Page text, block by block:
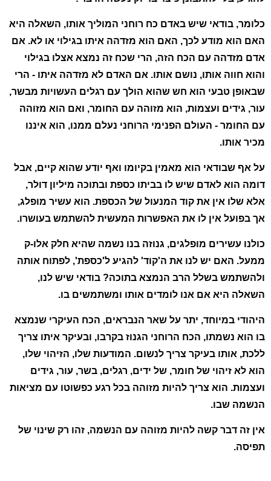
כלומר, בודאי שיש באדם כח רוחני המוליך אותו, השאלה היא
האם הוא מודע לכך, האם הוא מזדהה איתו בגילוי או לא. אם
אדם מזדהה עם הכח הזה, הרי שכח זה נמצא אצלו בגילוי
והוא חווה אותו, נושם אותו. אם האדם לא מזדהה איתו - הרי
שבאופן טבעי הוא חש שהוא הולך עם רגלים העשויות מבשר,
עור, גידים ועצמות, הוא מזוהה עם החומר, ואם הוא מזוהה
עם החומר - העולם הפנימי הרוחני נעלם ממנו, הוא איננו
מכיר אותו.
על אף שבודאי הוא מאמין בקיומו ואף יודע שהוא קיים, אבל
דומה הוא לאדם שיש לו בביתו כספת ובתוכה מיליון דולר,
אלא שלו אין את קוד המנעול של הכספת. הוא עשיר מופלג,
אך בפועל אין לו את האפשרות המעשית להשתמש בעושרו.
כולנו עשירים מופלגים, גנוזה בנו נשמה שהיא חלק אלו-ק
ממעל. האם יש לנו את ה'קוד' להגיע ל'כספת', לפתוח אותה
ולהשתמש בשלל הרב הנמצא בתוכה? בודאי שיש לנו,
השאלה היא אם אנו לומדים אותו ומשתמשים בו.
היהודי במיוחד, יתר על שאר הנבראים, הכח העיקרי שנמצא
בו הוא נשמתו, הכח הרוחני הגנוז בקרבו, ובעיקר איתו צריך
ללכת, אותו בעיקר צריך לנשום. המודעות שלו, הזיהוי שלו,
הוא לא זיהוי של חומר, של ידים, רגלים, בשר, עור, גידים
ועצמות. הוא צריך להיות מזוהה בכל רגע כפשוטו עם מציאות
הנשמה שבו.
אין זה דבר קשה להיות מזוהה עם הנשמה, זהו רק שינוי של
תפיסה.